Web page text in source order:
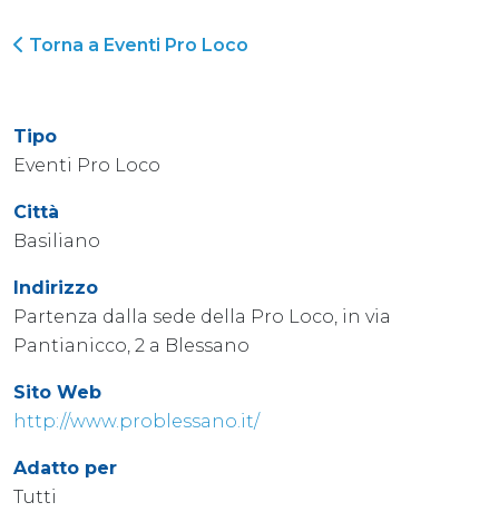
Torna a Eventi Pro Loco
Tipo
Eventi Pro Loco
Città
Basiliano
Indirizzo
Partenza dalla sede della Pro Loco, in via
Pantianicco, 2 a Blessano
Sito Web
http://www.problessano.it/
Adatto per
Tutti